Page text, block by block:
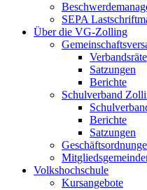
SEPA
Über die VG-Zolling
Verbandsräte
Satzungen
Berichte
Schulverband
Berichte
Satzungen
Volkshochschule
Kursangebote